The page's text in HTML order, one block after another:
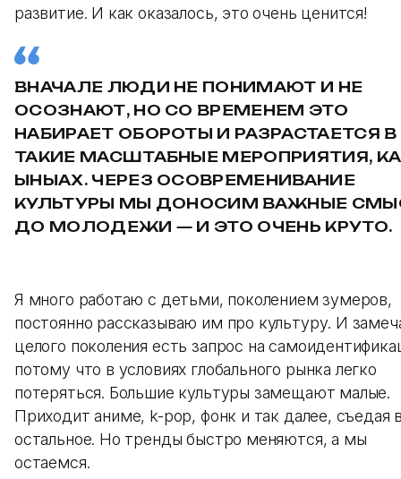
развитие. И как оказалось, это очень ценится!
ВНАЧАЛЕ ЛЮДИ НЕ ПОНИМАЮТ И НЕ
ОСОЗНАЮТ, НО СО ВРЕМЕНЕМ ЭТО
НАБИРАЕТ ОБОРОТЫ И РАЗРАСТАЕТСЯ В
ТАКИЕ МАСШТАБНЫЕ МЕРОПРИЯТИЯ,
ЫHЫАХ. ЧЕРЕЗ ОСОВРЕМЕНИВАНИЕ
КУЛЬТУРЫ МЫ ДОНОСИМ ВАЖНЫЕ
ДО МОЛОДЕЖИ — И ЭТО ОЧЕНЬ КРУТО.
Я много работаю с детьми, поколением зумеров,
постоянно рассказываю им про культуру. И
целого поколения есть запрос на
потому что в условиях глобального рынка легко
потеряться. Большие культуры замещают малые.
Приходит аниме, k-pop, фонк и так далее, съедая
остальное. Но тренды быстро меняются, а мы
остаемся.